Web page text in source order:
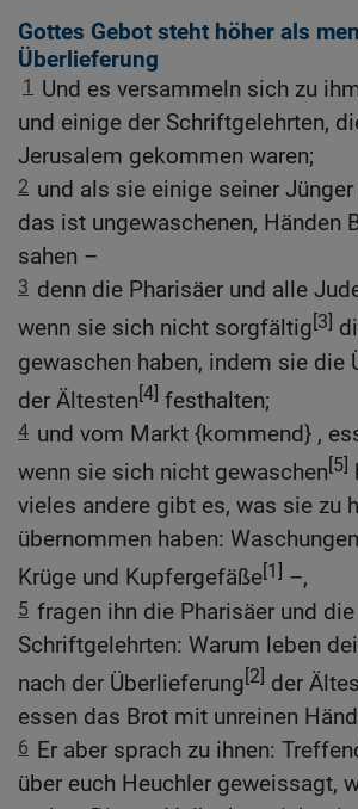
Gottes Gebot steht höher als
Überlieferung
1
Und es versammeln sich zu
und einige der Schriftgelehrten,
Jerusalem gekommen waren;
2 und als sie einige seiner
das ist ungewaschenen, Händen
sahen –
3 denn die Pharisäer und alle
wenn sie sich nicht sorgfältig[3]
gewaschen haben, indem sie die
der Ältesten[4] festhalten;
4 und vom Markt {kommend} ,
wenn sie sich nicht gewaschen[5]
vieles andere gibt es, was sie zu
übernommen haben:
Krüge und Kupfergefäße[1] –,
5 fragen ihn die Pharisäer und die
Schriftgelehrten: Warum leben
nach der Überlieferung[2] der
essen das Brot mit unreinen
6 Er aber sprach zu ihnen:
über euch Heuchler geweissagt,